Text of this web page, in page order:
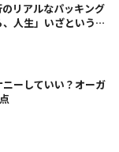
リアルなパッキング
人生」いざというと
ーしていい？オーガ